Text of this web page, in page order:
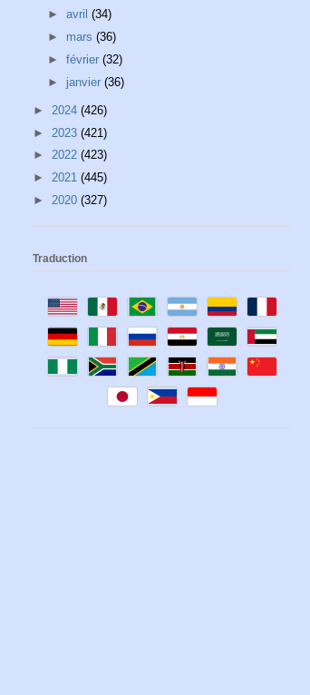
► avril (34)
► mars (36)
► février (32)
► janvier (36)
► 2024 (426)
► 2023 (421)
► 2022 (423)
► 2021 (445)
► 2020 (327)
Traduction